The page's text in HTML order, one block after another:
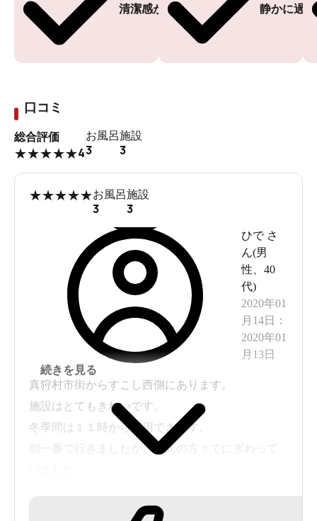
清潔感がある 静かに過
口コミ
総合評価
★★★★★4
お風呂
3
施設
3
★★★★★お風呂
3
施設
3
ひでさ
ん(男
性
40
代)
2020年01
月14日
：
2020年01
月13日
真狩村市街からすこし西側にあります。
施設はとてもきれいです。
冬季間は１１時から利用できます。
朝一番で行きましたが、地元の方々でにぎわって
小さいですがサウナもあります。
続きを見る